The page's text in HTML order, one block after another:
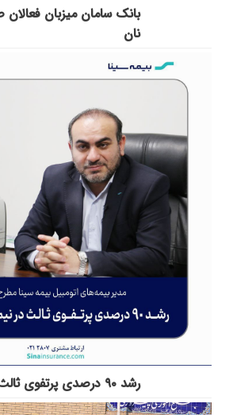
بانک سامان میزبان
نان
رشد ۹۰ درصدی پرتفوی ثالث در نیمه اول امسال